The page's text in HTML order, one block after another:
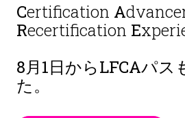
Certification A
Recertification E
8月1日からLFCAパス
た。